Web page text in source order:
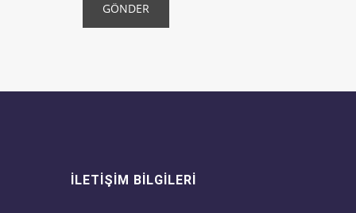
GÖNDER
İLETIŞIM BILGILERI